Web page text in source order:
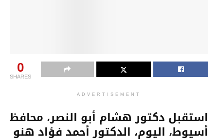
0
SHARES
ADVERTISEMENT
استقبل دكتور هشام أبو النصر، محافظ
أسيوط، اليوم، الدكتور أحمد فؤاد هنو